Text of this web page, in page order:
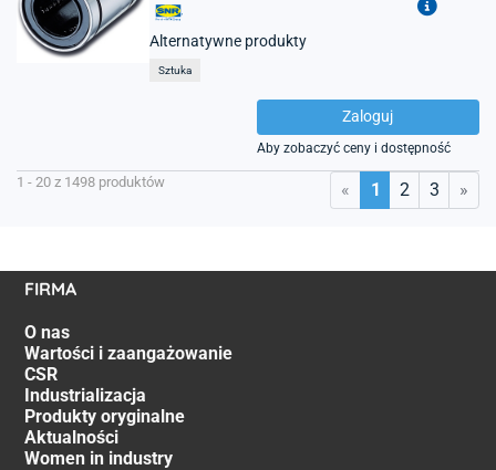
Alternatywne produkty
Sztuka
Zaloguj
Aby zobaczyć ceny i dostępność
1 - 20 z 1498 produktów « 1 2 3 »
FIRMA
O nas
Wartości i zaangażowanie
CSR
Industrializacja
Produkty oryginalne
Aktualności
Women in industry